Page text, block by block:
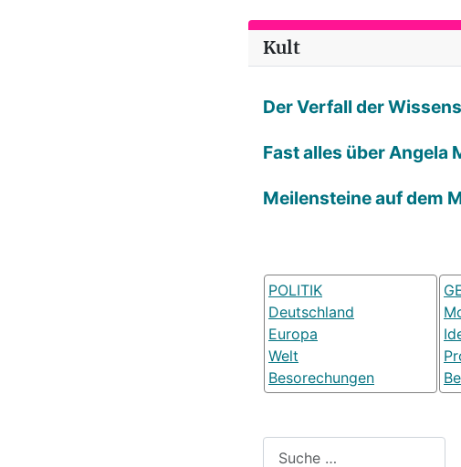
Kult
Der Verfall der
Fast alles über Angela
Meilensteine auf dem
POLITIK
Deutschland
Europa
Welt
Besorechungen